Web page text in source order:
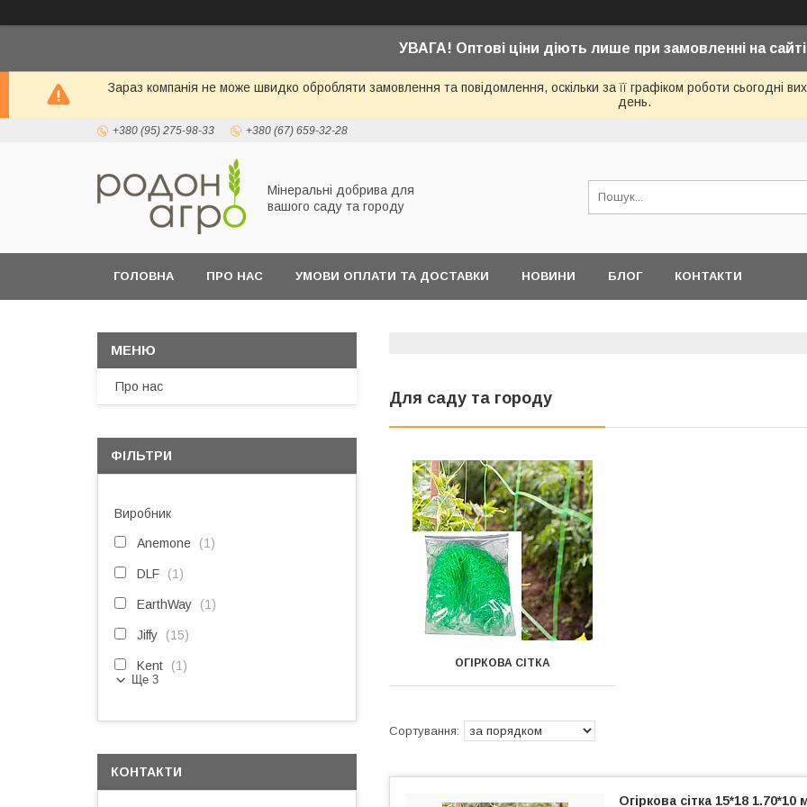
УВАГА! Оптові ціни діють лише при замовленні на
Зараз компанія не може швидко обробляти замовлення та повідомлення, оскільки за її графіком роботи сьогодні
день.
+380 (95) 275-98-33 +380 (67) 659-32-28
Мінеральні добрива для
вашого саду та городу
ГОЛОВНА ПРО НАС УМОВИ ОПЛАТИ ТА ДОСТАВКИ НОВИНИ БЛОГ КОНТАКТИ
Для саду та городу
ОГІРКОВА СІТКА
Огіркова сітка 15*18 1.70*10
Про нас
ФІЛЬТРИ
Виробник
Anemone 1
DLF 1
EarthWay 1
Jiffy 15
Kent 1
Ще 3
КОНТАКТИ